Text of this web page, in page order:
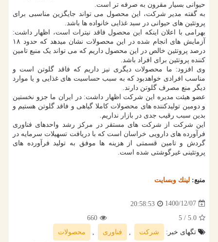
حیوانی بسیار مقرون به صرفه تر است.
به گفته مدیر شرکت، این محصول می تواند جایگزین مناسبی برای
پروتئین های حیوانی در سبد غذایی خانواده ها باشد.
بهرامی با اعلان اینکه این محصول فاقد نیترات است، اظهار داشت:
آزمایش های انجام شده در این محصولات نشان میدهد که حدود ۱۸
درصد پروتئین خالص در این محصول داریم که می تواند یک منبع تامین
کننده پروتئین برای افراد باشد.
وی افزود: ما محصولات دیگری نیز داریم که فاقد گلوتن است و
مناسب افرادی خواهدبود که به سبب حساسیت های غذایی و یا موارد
دیگر منع مصرف گلوتن دارند.
عضو هیئت مدیره این شرکت اظهار داشت: در ایران ما جزو نخستین
و دومین تولیدکننده های محصولات کاملا گیاهی و فاقد گلوتن هستیم و
بدین سبب رقیب جدی در بازار نداریم.
این شرکت از شرکت های مستقر در مرکز رشد واحدهای فناوری
فرآورده های دارویی خراسان است که با دریافت تسهیلات سرمایه در
گردش و تامین قسمتی از هزینه ها موفق به تولید فرآورده های
پروتئینی غیرگوشتی شده است.
منبع: لینك وبسایت
1400/12/07
20:58:53
5.0
/ 5
660
تگهای خبر:
شركت , فناوری , محصولات